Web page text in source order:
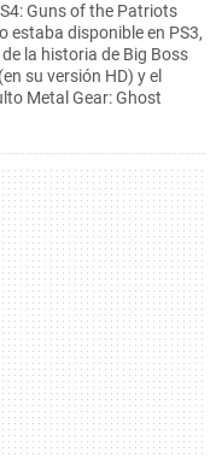
Guns of the Patriots
estaba disponible en PS3,
la historia de Big Boss
su versión HD) y el
Metal Gear: Ghost